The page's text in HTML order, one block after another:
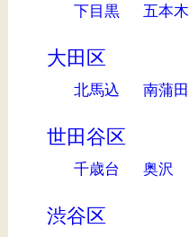
下目黒 五本木
大田区
北馬込 南蒲田
世田谷区
千歳台 奥沢
渋谷区